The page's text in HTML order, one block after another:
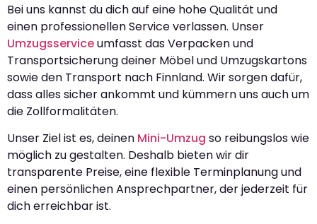
Bei uns kannst du dich auf eine hohe Qualität und
einen professionellen Service verlassen. Unser
Umzugsserviceumfasst das Verpacken und
Transportsicherung deiner Möbel und Umzugskartons
sowie den Transport nach Finnland. Wir sorgen dafür,
dass alles sicher ankommt und kümmern uns auch um
die Zollformalitäten.
Unser Ziel ist es, deinen Mini-Umzug so reibungslos wie
möglich zu gestalten. Deshalb bieten wir dir
transparente Preise, eine flexible Terminplanung und
einen persönlichen Ansprechpartner, der jederzeit für
dich erreichbar ist.